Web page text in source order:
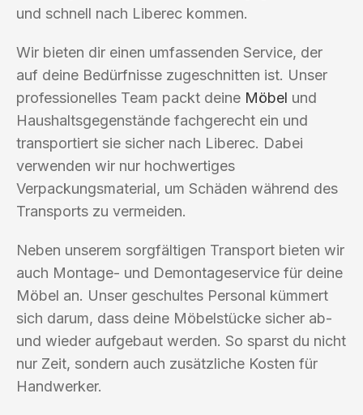
und schnell nach Liberec kommen.
Wir bieten dir einen umfassenden Service, der
auf deine Bedürfnisse zugeschnitten ist. Unser
professionelles Team packt deine Möbel und
Haushaltsgegenstände fachgerecht ein und
transportiert sie sicher nach Liberec. Dabei
verwenden wir nur hochwertiges
Verpackungsmaterial, um Schäden während des
Transports zu vermeiden.
Neben unserem sorgfältigen Transport bieten wir
auch Montage- und Demontageservice für deine
Möbel an. Unser geschultes Personal kümmert
sich darum, dass deine Möbelstücke sicher ab-
und wieder aufgebaut werden. So sparst du nicht
nur Zeit, sondern auch zusätzliche Kosten für
Handwerker.